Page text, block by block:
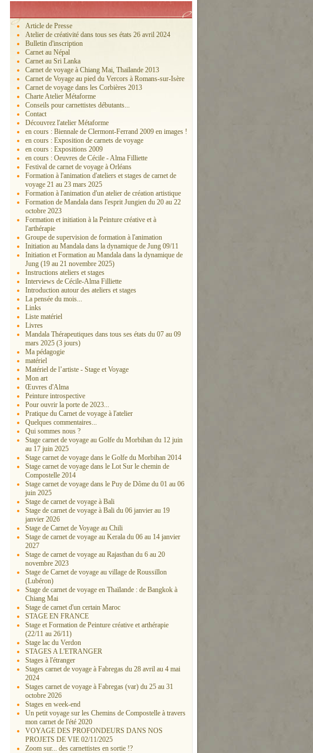
Article de Presse
Atelier de créativité dans tous ses états 26 avril 2024
Bulletin d'inscription
Carnet au Népal
Carnet au Sri Lanka
Carnet de voyage à Chiang Mai, Thaïlande 2013
Carnet de Voyage au pied du Vercors à Romans-sur-Isère
Carnet de voyage dans les Corbières 2013
Charte Atelier Métaforme
Conseils pour carnettistes débutants...
Contact
Découvrez l'atelier Métaforme
en cours : Biennale de Clermont-Ferrand 2009 en images !
en cours : Exposition de carnets de voyage
en cours : Expositions 2009
en cours : Oeuvres de Cécile - Alma Filliette
Festival de carnet de voyage à Orléans
Formation à l'animation d'ateliers et stages de carnet de
voyage 21 au 23 mars 2025
Formation à l'animation d'un atelier de création artistique
Formation de Mandala dans l'esprit Jungien du 20 au 22
octobre 2023
Formation et initiation à la Peinture créative et à
l'arthérapie
Groupe de supervision de formation à l'animation
Initiation au Mandala dans la dynamique de Jung 09/11
Initiation et Formation au Mandala dans la dynamique de
Jung (19 au 21 novembre 2025)
Instructions ateliers et stages
Interviews de Cécile-Alma Filliette
Introduction autour des ateliers et stages
La pensée du mois...
Links
Liste matériel
Livres
Mandala Thérapeutiques dans tous ses états du 07 au 09
mars 2025 (3 jours)
Ma pédagogie
matériel
Matériel de l’artiste - Stage et Voyage
Mon art
Œuvres d'Alma
Peinture introspective
Pour ouvrir la porte de 2023...
Pratique du Carnet de voyage à l'atelier
Quelques commentaires...
Qui sommes nous ?
Stage carnet de voyage au Golfe du Morbihan du 12 juin
au 17 juin 2025
Stage carnet de voyage dans le Golfe du Morbihan 2014
Stage carnet de voyage dans le Lot Sur le chemin de
Compostelle 2014
Stage carnet de voyage dans le Puy de Dôme du 01 au 06
juin 2025
Stage de carnet de voyage à Bali
Stage de carnet de voyage à Bali du 06 janvier au 19
janvier 2026
Stage de Carnet de Voyage au Chili
Stage de carnet de voyage au Kerala du 06 au 14 janvier
2027
Stage de carnet de voyage au Rajasthan du 6 au 20
novembre 2023
Stage de Carnet de voyage au village de Roussillon
(Lubéron)
Stage de carnet de voyage en Thaïlande : de Bangkok à
Chiang Mai
Stage de carnet d'un certain Maroc
STAGE EN FRANCE
Stage et Formation de Peinture créative et arthérapie
(22/11 au 26/11)
Stage lac du Verdon
STAGES A L'ETRANGER
Stages à l'étranger
Stages carnet de voyage à Fabregas du 28 avril au 4 mai
2024
Stages carnet de voyage à Fabregas (var) du 25 au 31
octobre 2026
Stages en week-end
Un petit voyage sur les Chemins de Compostelle à travers
mon carnet de l'été 2020
VOYAGE DES PROFONDEURS DANS NOS
PROJETS DE VIE 02/11/2025
Zoom sur... des carnettistes en sortie !?